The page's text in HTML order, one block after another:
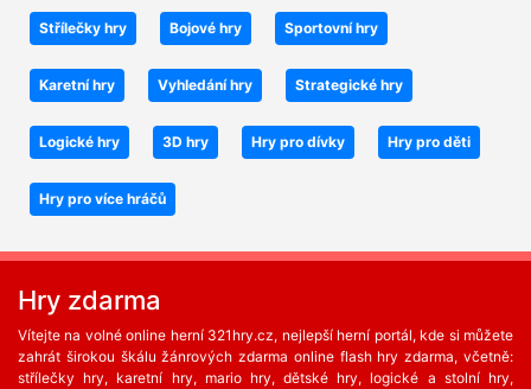
Střílečky hry Bojové hry Sportovní hry
Karetní hry Vyhledání hry Strategické hry
Logické hry 3D hry Hry pro dívky Hry pro děti
Hry pro více hráčů
Hry zdarma
Vítejte na volné online herní 321hry.cz, nejlepší herní portál, kde si můžete
zahrát širokou škálu žánrových zdarma online flash hry zdarma, včetně:
střílečky hry, karetní hry, mario hry, dětské hry, logické a stolní hry,